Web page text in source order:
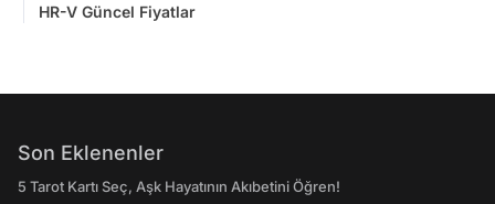
HR-V Güncel Fiyatlar
Son Eklenenler
5 Tarot Kartı Seç, Aşk Hayatının Akıbetini Öğren!